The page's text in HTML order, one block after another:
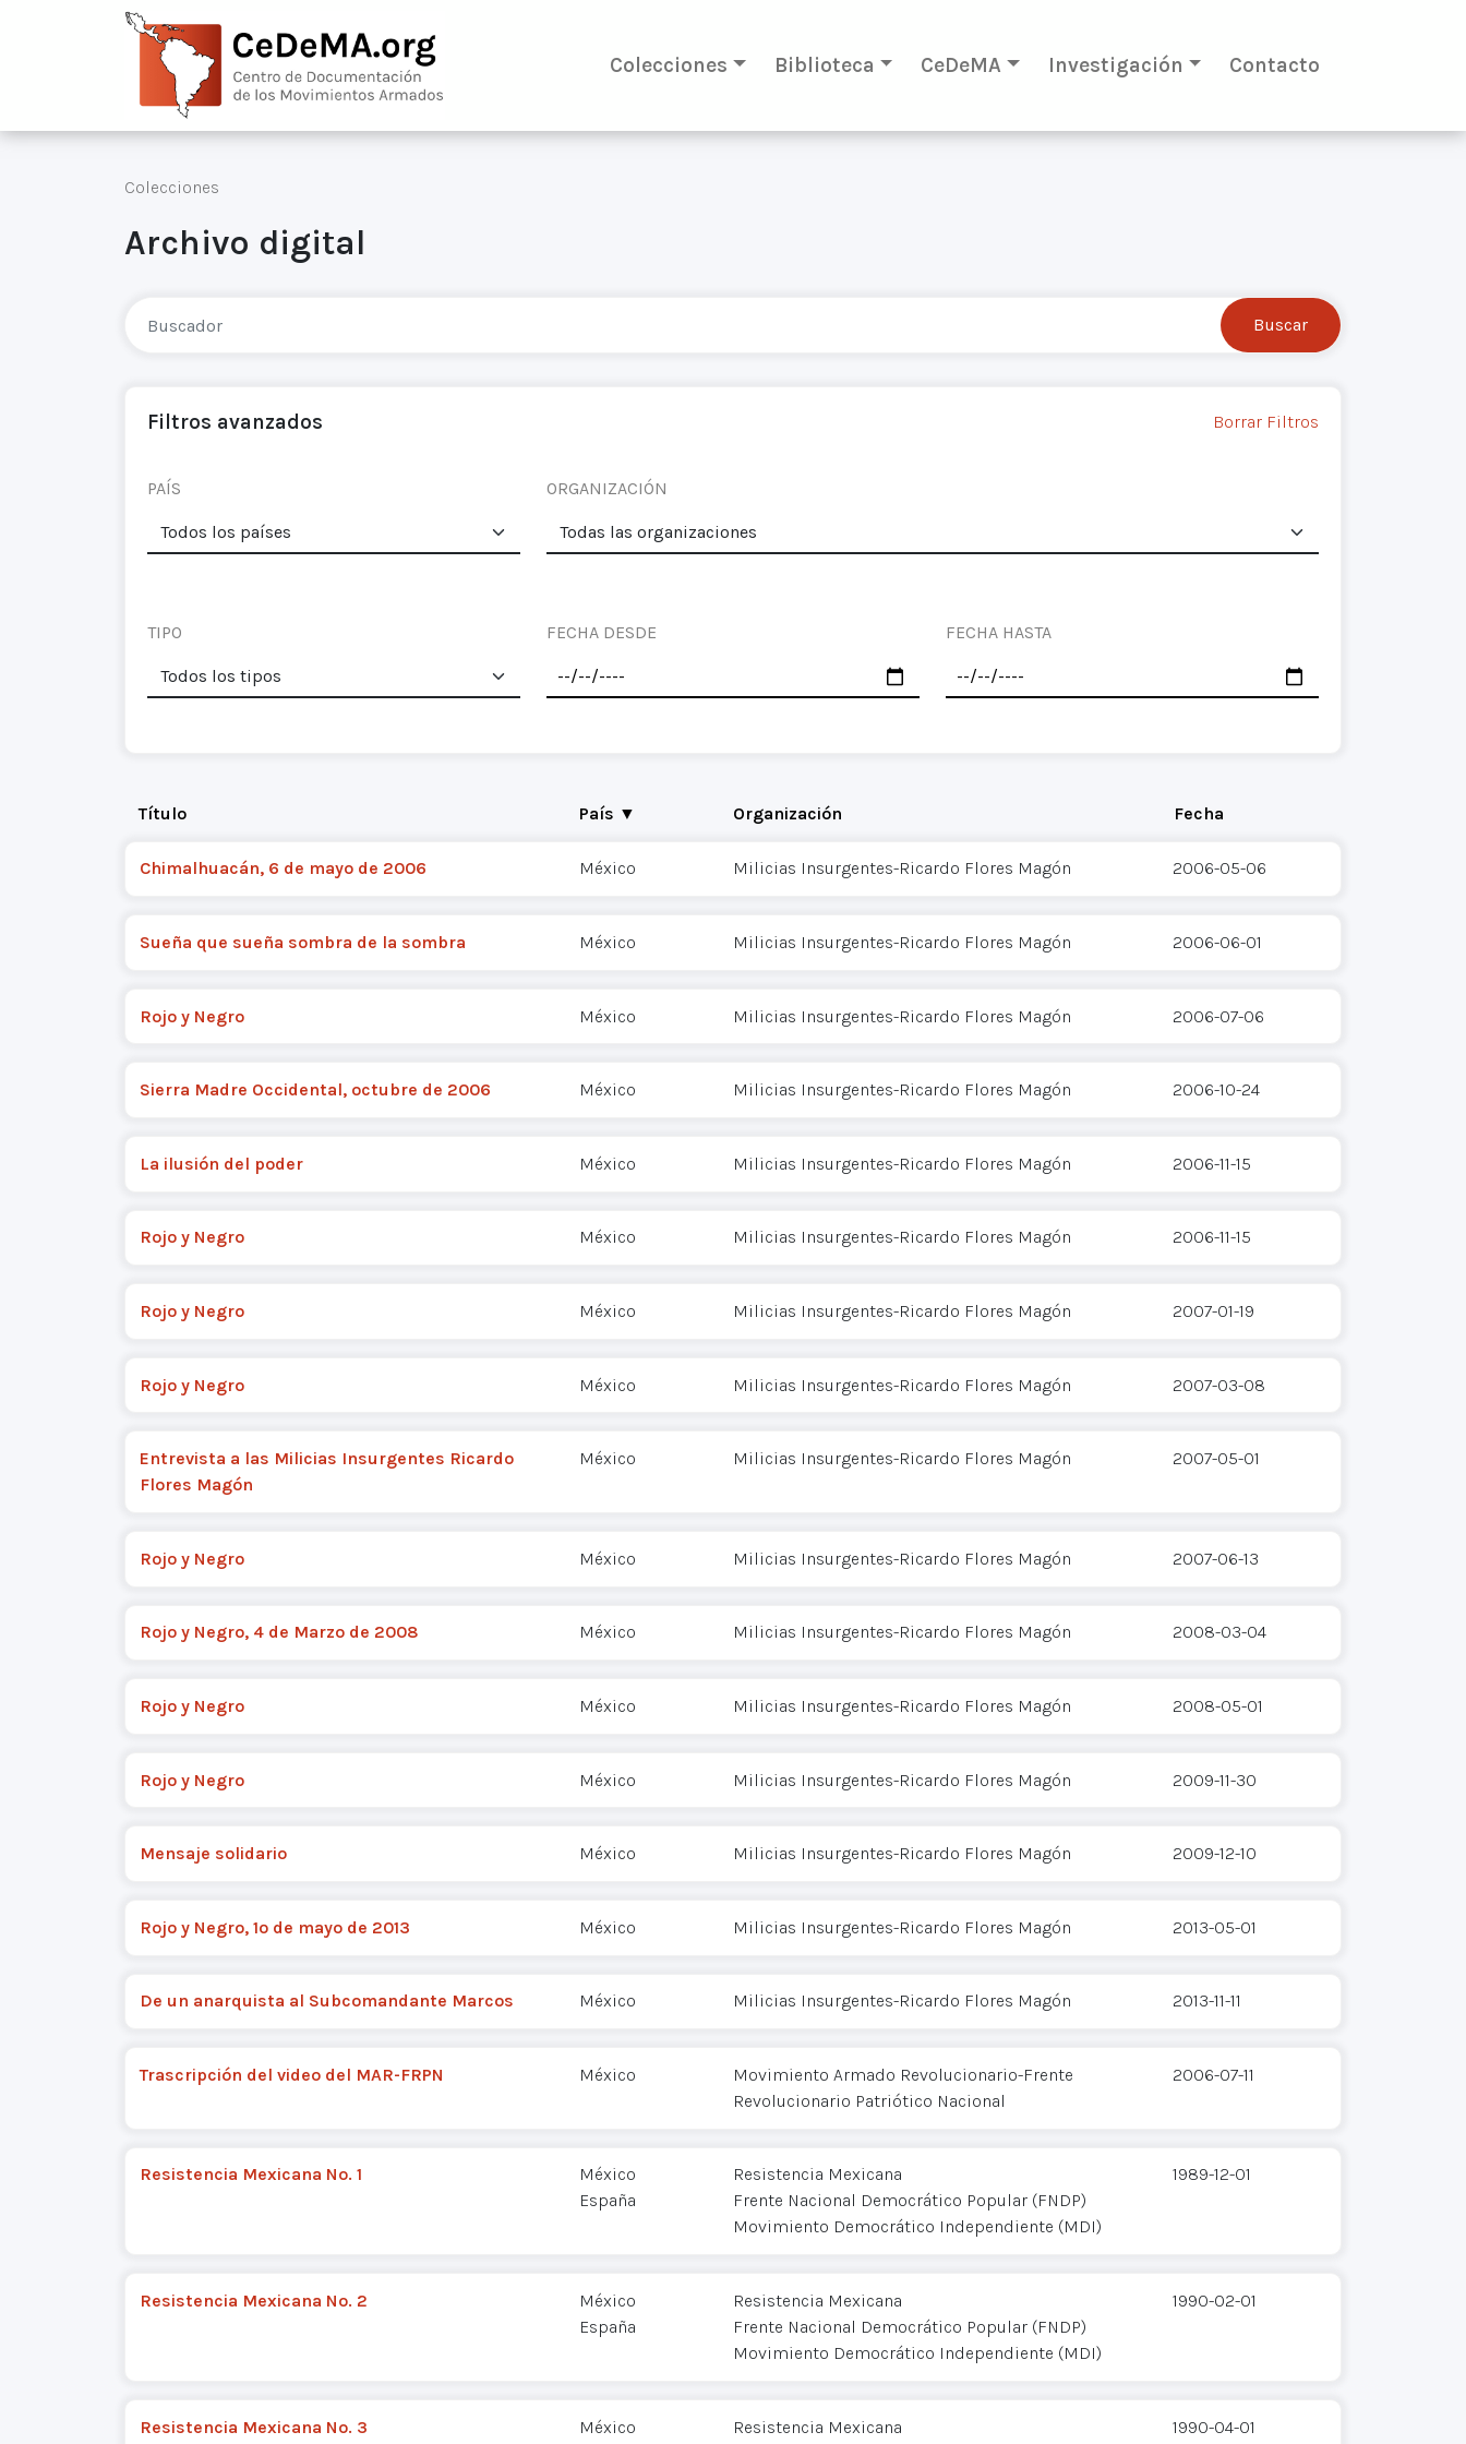
Colecciones Biblioteca CeDeMA Investigación Contacto
Colecciones
Archivo digital
Filtros avanzados Borrar Filtros
PAÍS ORGANIZACIÓN
TIPO FECHA DESDE FECHA HASTA
Título País ▼ Organización Fecha
Chimalhuacán, 6 de mayo de 2006 México Milicias Insurgentes-Ricardo Flores Magón 2006-05-06
Sueña que sueña sombra de la sombra México Milicias Insurgentes-Ricardo Flores Magón 2006-06-01
Rojo y Negro México Milicias Insurgentes-Ricardo Flores Magón 2006-07-06
Sierra Madre Occidental, octubre de 2006 México Milicias Insurgentes-Ricardo Flores Magón 2006-10-24
La ilusión del poder México Milicias Insurgentes-Ricardo Flores Magón 2006-11-15
Rojo y Negro México Milicias Insurgentes-Ricardo Flores Magón 2006-11-15
Rojo y Negro México Milicias Insurgentes-Ricardo Flores Magón 2007-01-19
Rojo y Negro México Milicias Insurgentes-Ricardo Flores Magón 2007-03-08
Entrevista a las Milicias Insurgentes Ricardo
Flores Magón
México Milicias Insurgentes-Ricardo Flores Magón 2007-05-01
Rojo y Negro México Milicias Insurgentes-Ricardo Flores Magón 2007-06-13
Rojo y Negro, 4 de Marzo de 2008 México Milicias Insurgentes-Ricardo Flores Magón 2008-03-04
Rojo y Negro México Milicias Insurgentes-Ricardo Flores Magón 2008-05-01
Rojo y Negro México Milicias Insurgentes-Ricardo Flores Magón 2009-11-30
Mensaje solidario México Milicias Insurgentes-Ricardo Flores Magón 2009-12-10
Rojo y Negro, 1º de mayo de 2013 México Milicias Insurgentes-Ricardo Flores Magón 2013-05-01
De un anarquista al Subcomandante Marcos México Milicias Insurgentes-Ricardo Flores Magón 2013-11-11
Trascripción del video del MAR-FRPN México
Movimiento Armado Revolucionario-Frente
Revolucionario Patriótico Nacional
2006-07-11
Resistencia Mexicana No. 1
México
España
Resistencia Mexicana
Frente Nacional Democrático Popular (FNDP)
Movimiento Democrático Independiente (MDI)
1989-12-01
Resistencia Mexicana No. 2
México
España
Resistencia Mexicana
Frente Nacional Democrático Popular (FNDP)
Movimiento Democrático Independiente (MDI)
1990-02-01
Resistencia Mexicana No. 3
México
Resistencia Mexicana
1990-04-01